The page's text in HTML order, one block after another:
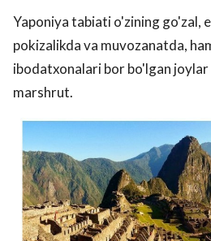
Yaponiya tabiati o'zining go'zal,
pokizalikda va muvozanatda,
ibodatxonalari bor bo'lgan
marshrut.